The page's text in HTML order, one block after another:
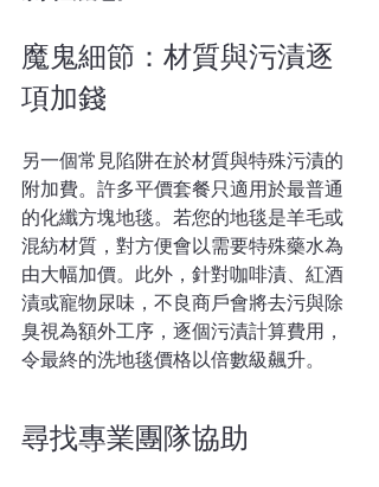
魔鬼細節：材質與污漬逐
項加錢
另一個常見陷阱在於材質與特殊污漬的
附加費。許多平價套餐只適用於最普通
的化纖方塊地毯。若您的地毯是羊毛或
混紡材質，對方便會以需要特殊藥水為
由大幅加價。此外，針對咖啡漬、紅酒
漬或寵物尿味，不良商戶會將去污與除
臭視為額外工序，逐個污漬計算費用，
令最終的洗地毯價格以倍數級飆升。
尋找專業團隊協助